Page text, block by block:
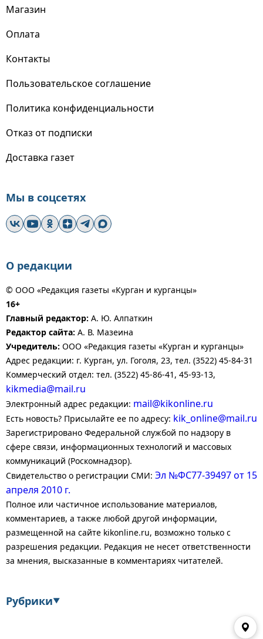
Магазин
Оплата
Контакты
Пользовательское соглашение
Политика конфиденциальности
Отказ от подписки
Доставка газет
Мы в соцсетях
О редакции
© ООО «Редакция газеты «Курган и курганцы»
16+
Главный редактор: А. Ю. Алпаткин
Редактор сайта: А. В. Мазеина
Учредитель: ООО «Редакция газеты «Курган и курганцы»
Адрес редакции: г. Курган, ул. Гоголя, 23, тел. (3522) 45-84-31
Коммерческий отдел: тел. (3522) 45-86-41, 45-93-13,
kikmedia@mail.ru
Электронный адрес редакции: mail@kikonline.ru
Есть новость? Присылайте ее по адресу: kik_online@mail.ru
Зарегистрировано Федеральной службой по надзору в
сфере связи, информационных технологий и массовых
коммуникаций (Роскомнадзор).
Свидетельство о регистрации СМИ: Эл №ФС77-39497 от 15
апреля 2010 г.
Полное или частичное использование материалов,
комментариев, а также любой другой информации,
размещенной на сайте kikonline.ru, возможно только с
разрешения редакции. Редакция не несет ответственности
за мнения, высказанные в комментариях читателей.
Рубрики▼